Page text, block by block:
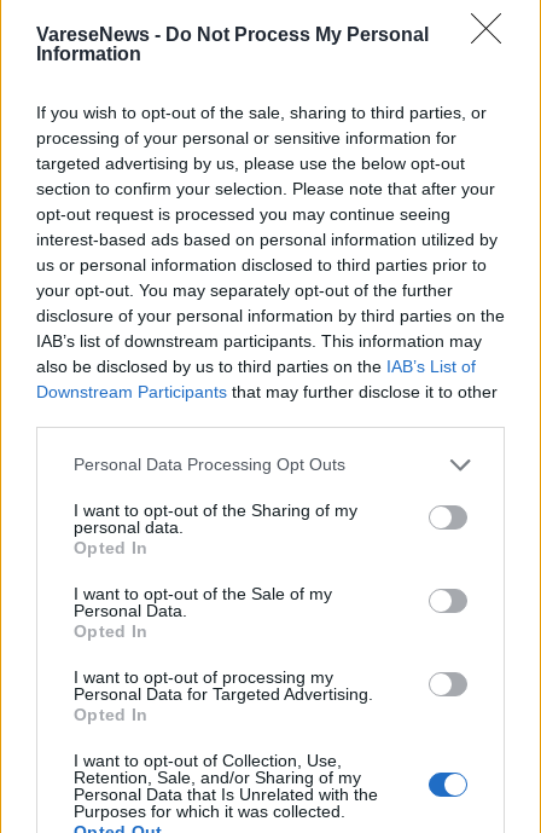
VareseNews - Do Not Process My Personal
Information
If you wish to opt-out of the sale, sharing to third parties, or
processing of your personal or sensitive information for
targeted advertising by us, please use the below opt-out
section to confirm your selection. Please note that after your
opt-out request is processed you may continue seeing
interest-based ads based on personal information utilized by
us or personal information disclosed to third parties prior to
your opt-out. You may separately opt-out of the further
disclosure of your personal information by third parties on the
IAB’s list of downstream participants. This information may
also be disclosed by us to third parties on the IAB’s List of
Downstream Participants that may further disclose it to other
Personal Data Processing Opt Outs
I want to opt-out of the Sharing of my
personal data.
Opted In
I want to opt-out of the Sale of my
Personal Data.
Opted In
I want to opt-out of processing my
Personal Data for Targeted Advertising.
Opted In
I want to opt-out of Collection, Use,
Retention, Sale, and/or Sharing of my
Personal Data that Is Unrelated with the
Purposes for which it was collected.
sappia distinguere sempre l’impegno
facciata perché i valori si
testimoniano con i comportamenti e
gli atteggiamenti, non con le parole,
così come l’umiltà e la fede non
cercano voce ma si riconoscono nel
rispetto.
Sono consapevole che l’ipotesi di una
mia “discesa in campo” abbia turbato
senza motivo
addio, per ora lo lascio alla libera
interpretazione di ciascuno, tra dubbi
e speranze.
Il mio augurio più sincero è che la
nostra comunità continui a
interrogarsi sul vero significato
cambiamento autentico che metta
davvero le persone al centro